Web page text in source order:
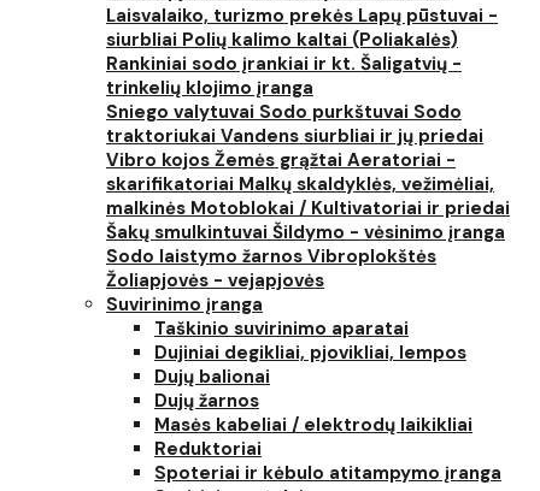
Laisvalaiko, turizmo prekės Lapų pūstuvai -
siurbliai Polių kalimo kaltai (Poliakalės)
Rankiniai sodo įrankiai ir kt. Šaligatvių -
trinkelių klojimo įranga
Sniego valytuvai Sodo purkštuvai Sodo
traktoriukai Vandens siurbliai ir jų priedai
Vibro kojos Žemės grąžtai Aeratoriai -
skarifikatoriai Malkų skaldyklės, vežimėliai,
malkinės Motoblokai / Kultivatoriai ir priedai
Šakų smulkintuvai Šildymo - vėsinimo įranga
Sodo laistymo žarnos Vibroplokštės
Žoliapjovės - vejapjovės
Suvirinimo įranga
Taškinio suvirinimo aparatai
Dujiniai degikliai, pjovikliai, lempos
Dujų balionai
Dujų žarnos
Masės kabeliai / elektrodų laikikliai
Reduktoriai
Spoteriai ir kėbulo atitampymo įranga